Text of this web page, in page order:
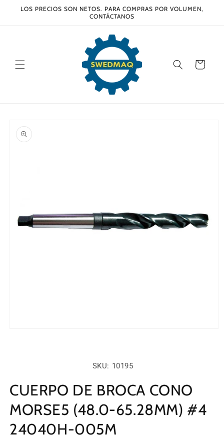
directamente
LOS PRECIOS SON NETOS. PARA COMPRAS POR VOLUMEN,
CONTÁCTANOS
Carrito
a la
información
modal
SKU: 10195
CUERPO DE BROCA CONO
MORSE5 (48.0-65.28MM) #4
24040H-005M